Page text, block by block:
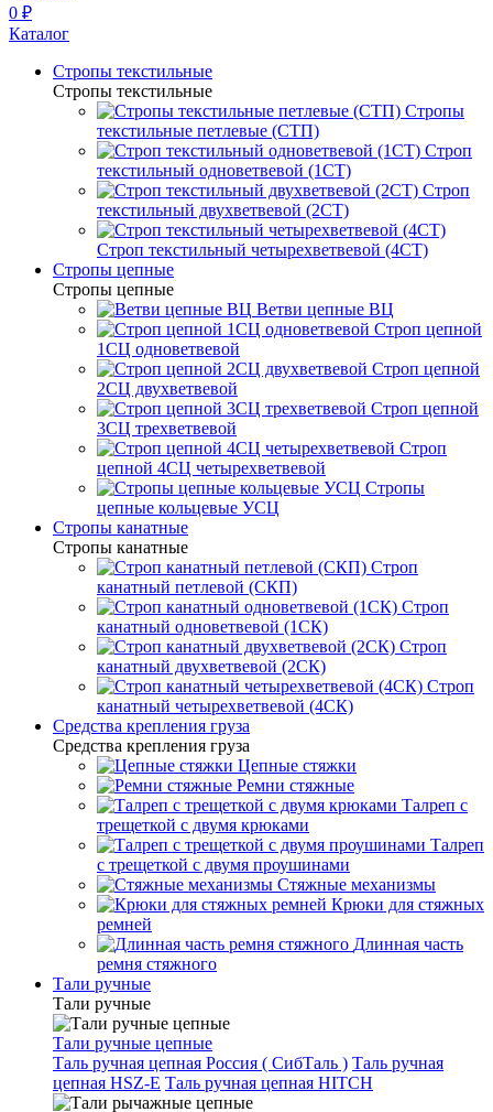
0 ₽
Каталог
Стропы текстильные
Стропы текстильные
Стропы
текстильные петлевые (СТП)
Строп
текстильный одноветвевой (1СТ)
Строп
текстильный двухветвевой (2СТ)
Строп текстильный четырехветвевой (4СТ)
Стропы цепные
Стропы цепные
Ветви цепные ВЦ
Строп цепной
1СЦ одноветвевой
Строп цепной
2СЦ двухветвевой
Строп цепной
3СЦ трехветвевой
Строп
цепной 4СЦ четырехветвевой
Стропы
цепные кольцевые УСЦ
Стропы канатные
Стропы канатные
Строп
канатный петлевой (СКП)
Строп
канатный одноветвевой (1СК)
Строп
канатный двухветвевой (2СК)
Строп
канатный четырехветвевой (4СК)
Средства крепления груза
Средства крепления груза
Цепные стяжки
Ремни стяжные
Талреп с
трещеткой с двумя крюками
Талреп
с трещеткой с двумя проушинами
Стяжные механизмы
Крюки для стяжных
ремней
Длинная часть
ремня стяжного
Тали ручные
Тали ручные
Тали ручные цепные
Таль ручная цепная Россия ( СибТаль ) Таль ручная
цепная HSZ-E Таль ручная цепная HITCH